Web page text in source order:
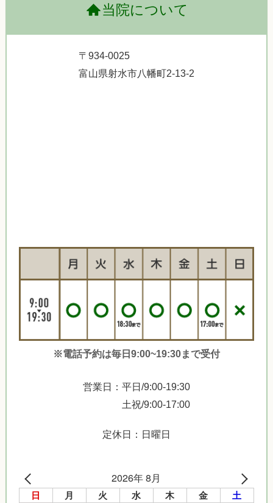
当院について
〒934-0025
富山県射水市八幡町2-13-2
※電話予約は毎日9:00~19:30まで受付
営業日：平日/9:00-19:30
土祝/9:00-17:00
定休日：日曜日
2026年 8月
日 月 火 水 木 金 土